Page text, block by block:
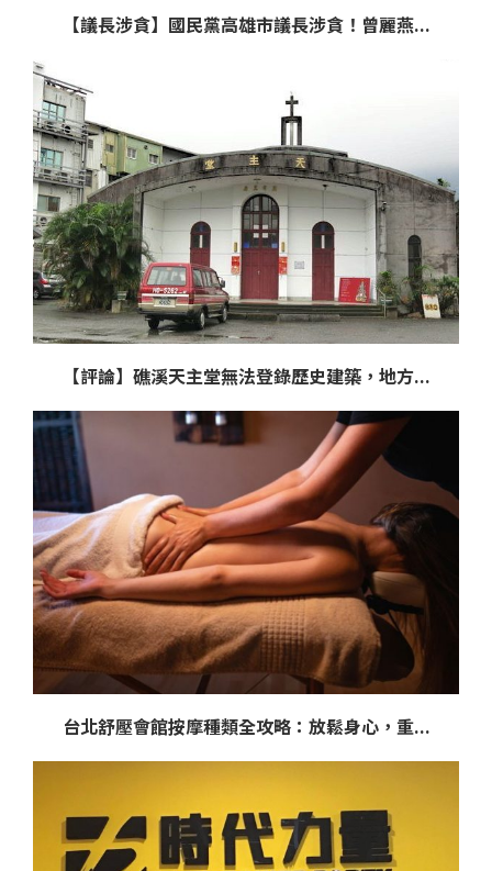
【議長涉貪】國民黨高雄市議長涉貪！曾麗燕...
【評論】礁溪天主堂無法登錄歷史建築，地方...
台北舒壓會館按摩種類全攻略：放鬆身心，重...